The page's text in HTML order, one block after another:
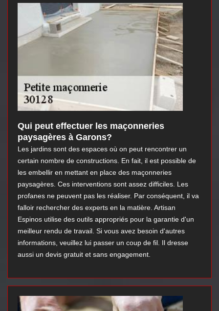
Qui peut effectuer les maçonneries
paysagères à Garons?
Les jardins sont des espaces où on peut rencontrer un
certain nombre de constructions. En fait, il est possible de
les embellir en mettant en place des maçonneries
paysagères. Ces interventions sont assez difficiles. Les
profanes ne peuvent pas les réaliser. Par conséquent, il va
falloir rechercher des experts en la matière. Artisan
Espinos utilise des outils appropriés pour la garantie d'un
meilleur rendu de travail. Si vous avez besoin d'autres
informations, veuillez lui passer un coup de fil. Il dresse
aussi un devis gratuit et sans engagement.